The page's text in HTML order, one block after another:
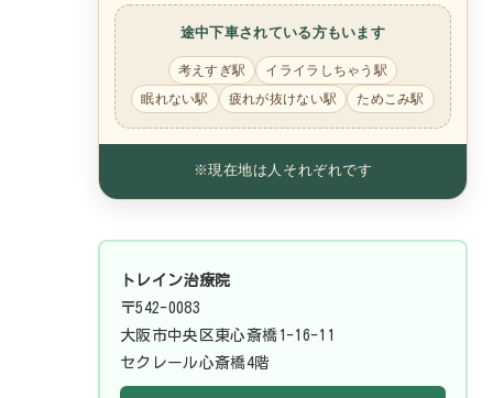
途中下車されている方もいます
考えすぎ駅
イライラしちゃう駅
眠れない駅
疲れが抜けない駅 ためこみ駅
※現在地は人それぞれです
トレイン治療院
〒542-0083
大阪市中央区東心斎橋1-16-11
セクレール心斎橋4階